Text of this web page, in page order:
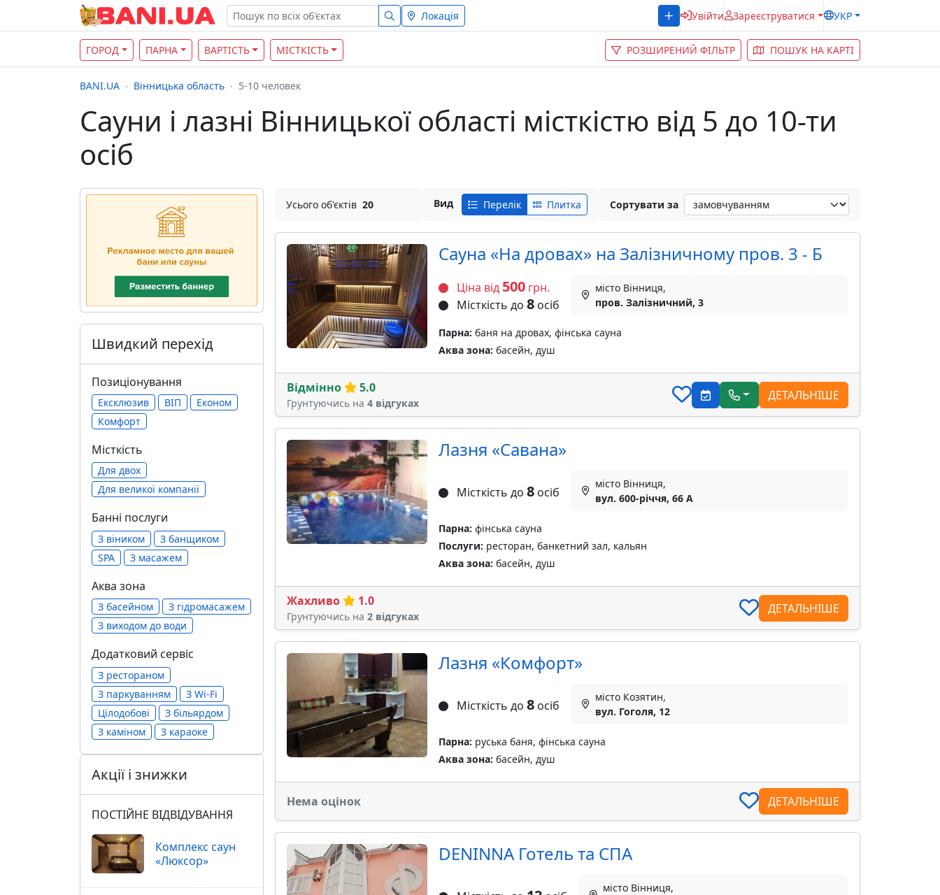
Локація Увійти Зареєструватися УКР
ГОРОД ПАРНА ВАРТІСТЬ МІСТКІСТЬ РОЗШИРЕНИЙ ФІЛЬТР ПОШУК НА КАРТІ
BANI.UA Вінницька область 5-10 человек
Сауни і лазні Вінницької області місткістю від 5 до 10-ти
осіб
Усього об'єктів 20 Вид Перелік Плитка Сортувати за
Сауна «На дровах» на Залізничному пров. 3 - Б
Ціна від 500грн.
Місткість до 8осіб
місто Вінниця,
пров. Залізничний, 3
Парна: баня на дровах, фінська сауна
Аква зона: басейн, душ
Відмінно 5.0
Грунтуючись на 4 відгуках
ДЕТАЛЬНІШЕ
Лазня «Савана»
Місткість до 8осіб
місто Вінниця,
вул. 600-річчя, 66 А
Парна: фінська сауна
Послуги: ресторан, банкетний зал, кальян
Аква зона: басейн, душ
Жахливо 1.0
Грунтуючись на 2 відгуках
ДЕТАЛЬНІШЕ
Лазня «Комфорт»
Місткість до 8осіб
місто Козятин,
вул. Гоголя, 12
Парна: руська баня, фінська сауна
Аква зона: басейн, душ
Нема оцінок ДЕТАЛЬНІШЕ
DENINNA Готель та СПА
місто Вінниця,
Швидкий перехід
Позиціонування
Ексклюзив ВІП
Економ
Комфорт
Місткість
Для двох
Для великої компанії
Банні послуги
З віником
З банщиком
SPA
З масажем
Аква зона
З басейном
З гідромасажем
З виходом до води
Додатковий сервіс
З рестораном
З паркуванням
З Wi-Fi
Цілодобові
З більярдом
З каміном
З караоке
Акції і знижки
ПОСТІЙНЕ ВІДВІДУВАННЯ
Комплекс саун
«Люксор»